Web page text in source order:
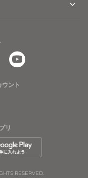
ント
リ
RESERVED.